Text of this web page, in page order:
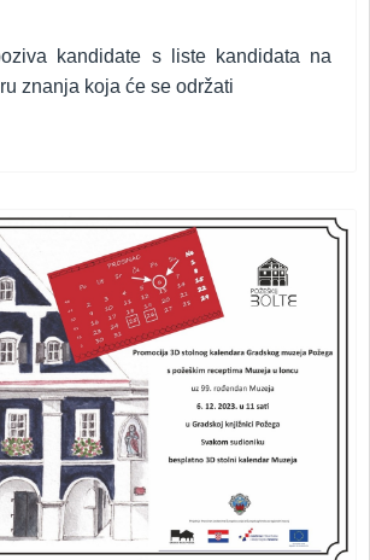
kandidate s liste kandidata na
znanja koja će se održati